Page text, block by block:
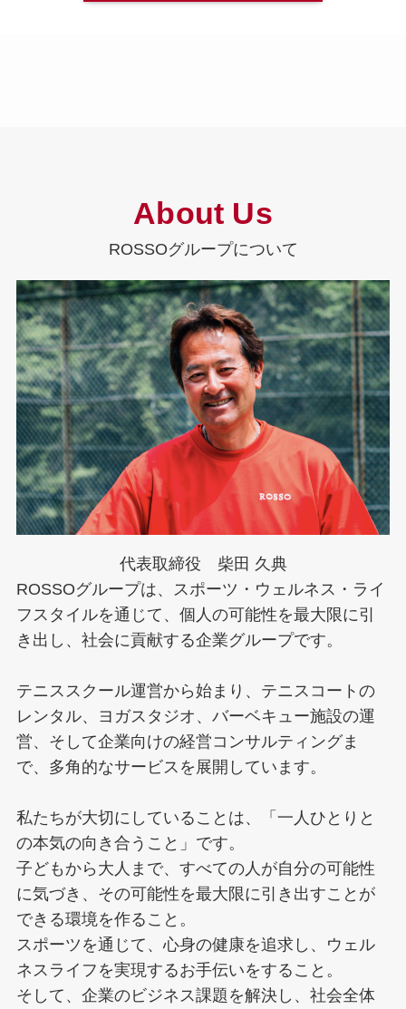
About Us
ROSSOグループについて
代表取締役 柴田 久典
ROSSOグループは、スポーツ・ウェルネス・ライ
フスタイルを通じて、個人の可能性を最大限に引
き出し、社会に貢献する企業グループです。
テニススクール運営から始まり、テニスコートの
レンタル、ヨガスタジオ、バーベキュー施設の運
営、そして企業向けの経営コンサルティングま
で、多角的なサービスを展開しています。
私たちが大切にしていることは、「一人ひとりと
の本気の向き合うこと」です。
子どもから大人まで、すべての人が自分の可能性
に気づき、その可能性を最大限に引き出すことが
できる環境を作ること。
スポーツを通じて、心身の健康を追求し、ウェル
ネスライフを実現するお手伝いをすること。
そして、企業のビジネス課題を解決し、社会全体